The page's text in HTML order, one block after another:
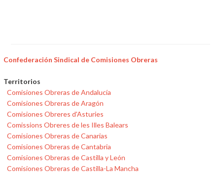
Confederación Sindical de Comisiones Obreras
Territorios
Comisiones Obreras de Andalucía
Comisiones Obreras de Aragón
Comisiones Obreres d'Asturies
Comissions Obreres de les Illes Balears
Comisiones Obreras de Canarias
Comisiones Obreras de Cantabria
Comisiones Obreras de Castilla y León
Comisiones Obreras de Castilla-La Mancha